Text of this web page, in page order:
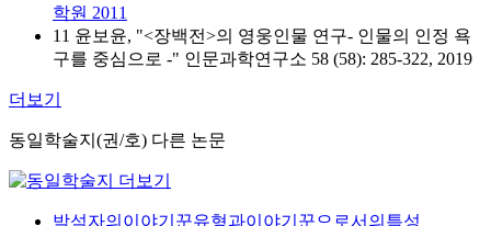
학원 2011
11 윤보윤, "<장백전>의 영웅인물 연구- 인물의 인정 욕
구를 중심으로 -" 인문과학연구소 58 (58): 285-322, 2019
더보기
동일학술지(권/호) 다른 논문
박석자의이야기꾼유형과이야기꾼으로서의특성